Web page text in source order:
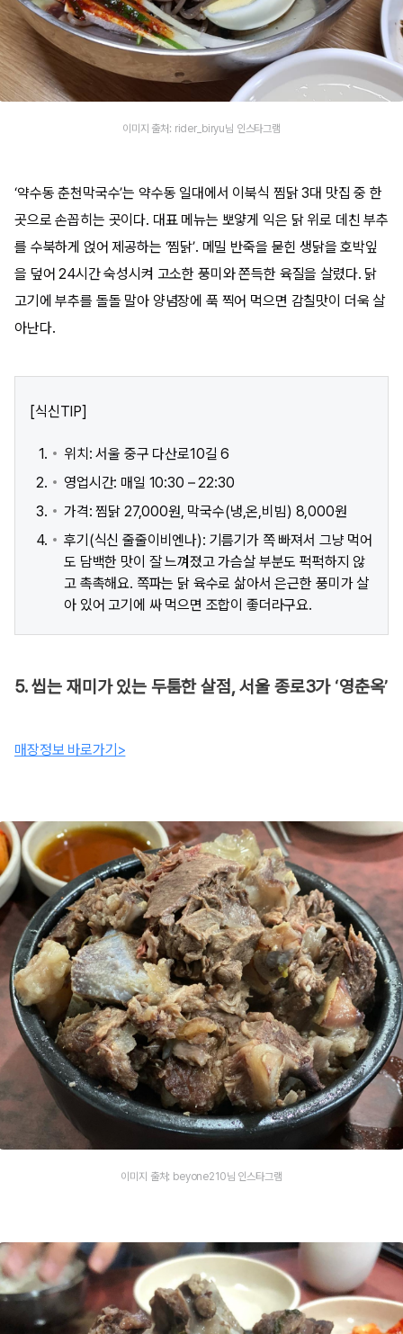
이미지 출처: rider_biryu님 인스타그램
‘약수동 춘천막국수’는 약수동 일대에서 이북식 찜닭 3대 맛집 중 한
곳으로 손꼽히는 곳이다. 대표 메뉴는 뽀얗게 익은 닭 위로 데친 부추
를 수북하게 얹어 제공하는 ‘찜닭’. 메밀 반죽을 묻힌 생닭을 호박잎
을 덮어 24시간 숙성시켜 고소한 풍미와 쫀득한 육질을 살렸다. 닭
고기에 부추를 돌돌 말아 양념장에 푹 찍어 먹으면 감칠맛이 더욱 살
아난다.
[식신TIP]
위치: 서울 중구 다산로10길 6​
영업시간: 매일 10:30 – 22:30
가격: 찜닭 27,000원, 막국수(냉,온,비빔) 8,000원
후기(식신 줄줄이비엔나): 기름기가 쪽 빠져서 그냥 먹어
도 담백한 맛이 잘 느껴졌고 가슴살 부분도 퍽퍽하지 않
고 촉촉해요. 쪽파는 닭 육수로 삶아서 은근한 풍미가 살
아 있어 고기에 싸 먹으면 조합이 좋더라구요.
5. 씹는 재미가 있는 두툼한 살점, 서울 종로3가 ‘영춘옥’
매장정보 바로가기>
이미지 출처: beyone210님 인스타그램